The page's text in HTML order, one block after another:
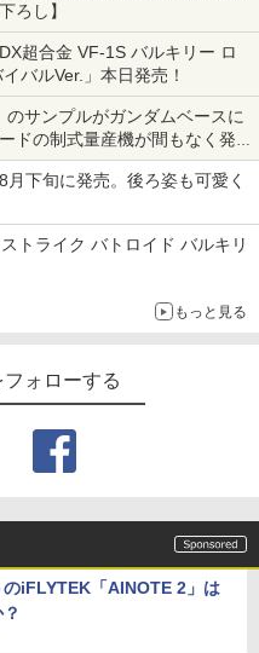
ろし】
超合金 VF-1S バルキリー ロ
バルVer.」本日発売！
のサンプルがガンダムベースに
ドの制式量産機が間もなく発送
下旬に発売。後ろ姿も可愛く
ーターなど4種がラインナップ
トライク バトロイド バルキリ
もっと見る
ォローする
iFLYTEK「AINOTE 2」は